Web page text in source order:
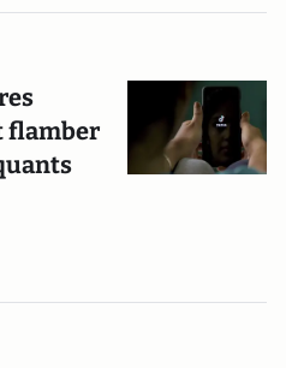
flamber